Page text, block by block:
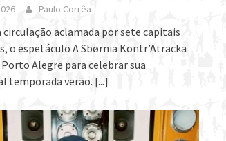
Paulo Corrêa
circulação aclamada por sete capitais
o espetáculo A Sbørnia Kontr’Atracka
Alegre para celebrar sua
temporada verão. [...]